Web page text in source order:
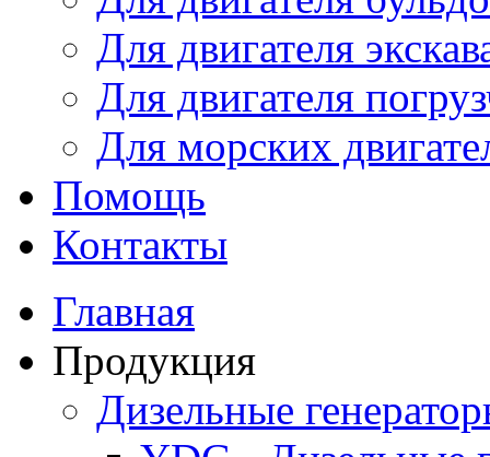
Для двигателя
Для двигателя
Для морских
Помощь
Контакты
Главная
Продукция
Дизельные